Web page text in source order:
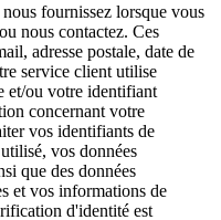
fournissez lorsque vous
nous contactez. Ces
adresse postale, date de
service client utilise
et/ou votre identifiant
concernant votre
vos identifiants de
vos données
que des données
et vos informations de
d'identité est